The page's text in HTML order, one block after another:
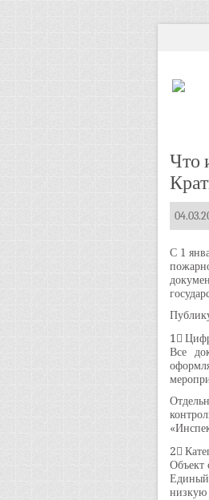
Что
С 1
1⃣
Все
2⃣
Объект
Единый
низкую